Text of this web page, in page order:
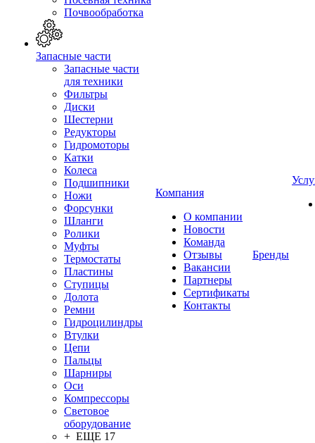
Почвообработка
Запасные части
Запасные части
для техники
Фильтры
Диски
Шестерни
Редукторы
Гидромоторы
Катки
Колеса
Подшипники
Ножи
Форсунки
Шланги
Ролики
Муфты
Термостаты
Пластины
Ступицы
Долота
Ремни
Гидроцилиндры
Втулки
Цепи
Пальцы
Шарниры
Оси
Компрессоры
Световое
оборудование
+ ЕЩЕ 17
Компания
О компании
Новости
Команда
Отзывы
Вакансии
Партнеры
Сертификаты
Контакты
Бренды